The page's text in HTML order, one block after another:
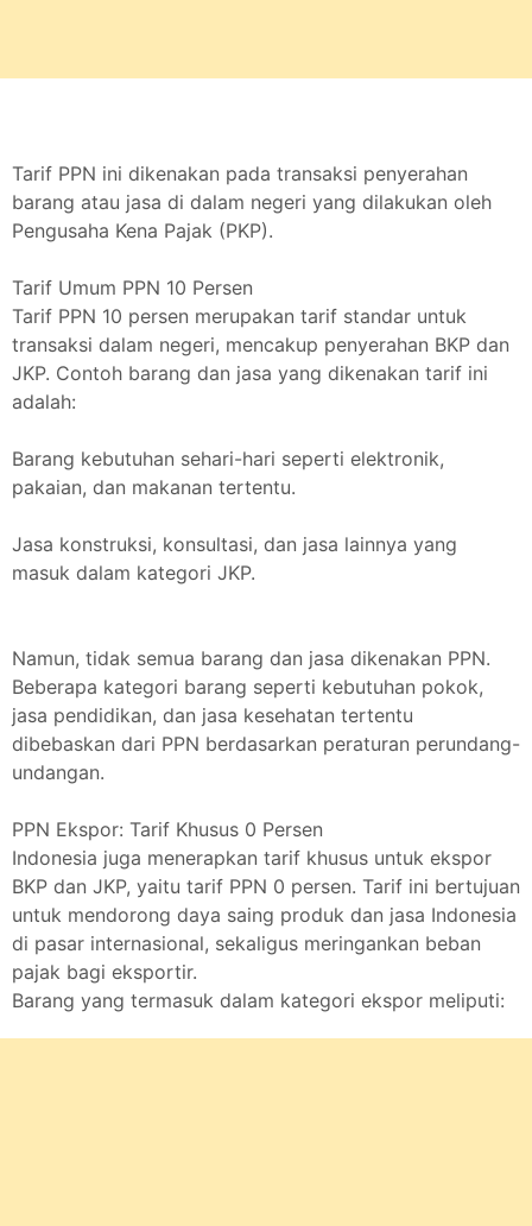
Tarif PPN ini dikenakan pada transaksi penyerahan
barang atau jasa di dalam negeri yang dilakukan oleh
Pengusaha Kena Pajak (PKP).
Tarif Umum PPN 10 Persen
Tarif PPN 10 persen merupakan tarif standar untuk
transaksi dalam negeri, mencakup penyerahan BKP dan
JKP. Contoh barang dan jasa yang dikenakan tarif ini
adalah:
Barang kebutuhan sehari-hari seperti elektronik,
pakaian, dan makanan tertentu.
Jasa konstruksi, konsultasi, dan jasa lainnya yang
masuk dalam kategori JKP.
Namun, tidak semua barang dan jasa dikenakan PPN.
Beberapa kategori barang seperti kebutuhan pokok,
jasa pendidikan, dan jasa kesehatan tertentu
dibebaskan dari PPN berdasarkan peraturan perundang-
undangan.
PPN Ekspor: Tarif Khusus 0 Persen
Indonesia juga menerapkan tarif khusus untuk ekspor
BKP dan JKP, yaitu tarif PPN 0 persen. Tarif ini bertujuan
untuk mendorong daya saing produk dan jasa Indonesia
di pasar internasional, sekaligus meringankan beban
pajak bagi eksportir.
Barang yang termasuk dalam kategori ekspor meliputi: